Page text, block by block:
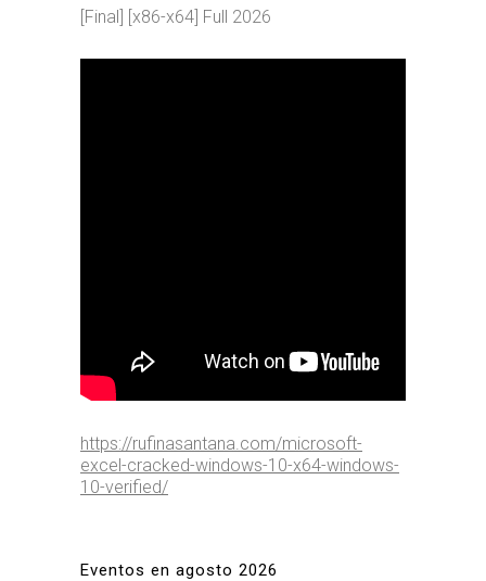
[Final] [x86-x64] Full 2026
https://rufinasantana.com/microsoft-
excel-cracked-windows-10-x64-windows-
10-verified/
Eventos en agosto 2026